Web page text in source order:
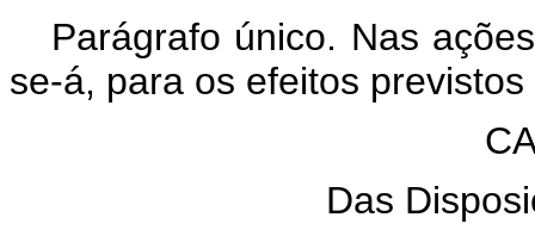
Parágrafo único. Nas
se-á, para os efeitos
Das